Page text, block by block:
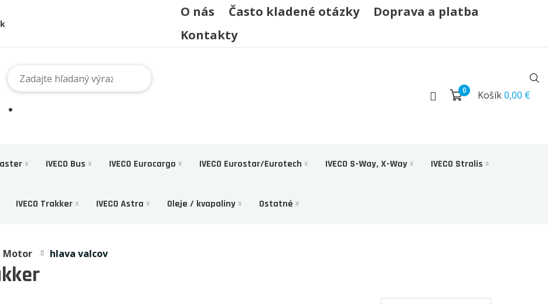
O nás Často kladené otázky
Doprava a platba
Kontakty
0 Košík0,00 €
IVECO Bus IVECO Eurocargo IVECO Eurostar/Eurotech IVECO S-Way, X-Way IVECO Stralis
IVECO Trakker IVECO Astra Oleje / kvapaliny Ostatné
Motor hlava valcov